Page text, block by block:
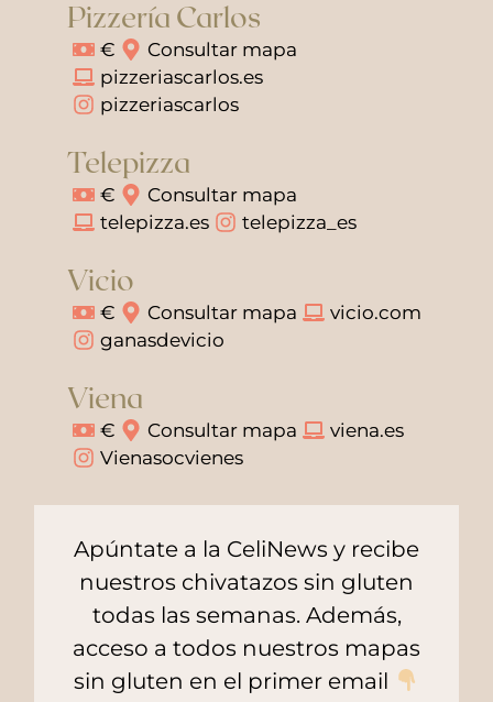
Pizzería Carlos
€
Consultar mapa
pizzeriascarlos.es
pizzeriascarlos
Telepizza
€
Consultar mapa
telepizza.es
telepizza_es
Vicio
€ Consultar mapa
vicio.com
ganasdevicio
Viena
€ Consultar mapa
viena.es
Vienasocvienes
Apúntate a la CeliNews y recibe
nuestros chivatazos sin gluten
todas las semanas. Además,
acceso a todos nuestros mapas
sin gluten en el primer email